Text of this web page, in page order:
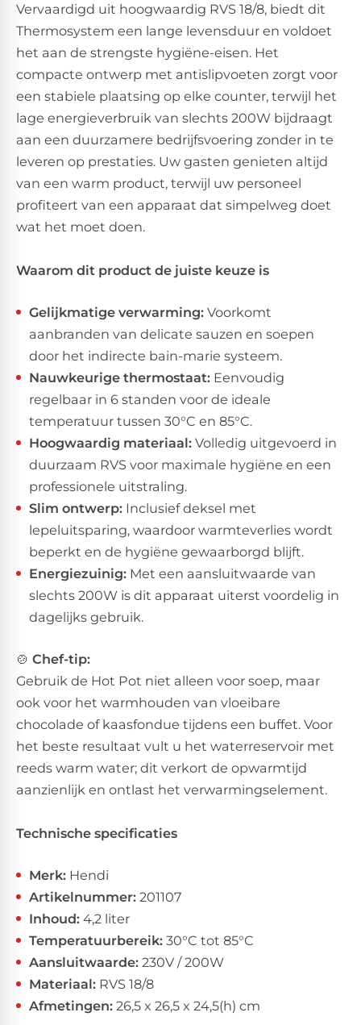
Vervaardigd uit hoogwaardig RVS 18/8, biedt dit
Thermosystem een lange levensduur en voldoet
het aan de strengste hygiëne-eisen. Het
compacte ontwerp met antislipvoeten zorgt voor
een stabiele plaatsing op elke counter, terwijl het
lage energieverbruik van slechts 200W bijdraagt
aan een duurzamere bedrijfsvoering zonder in te
leveren op prestaties. Uw gasten genieten altijd
van een warm product, terwijl uw personeel
profiteert van een apparaat dat simpelweg doet
wat het moet doen.
Waarom dit product de juiste keuze is
Gelijkmatige verwarming: Voorkomt
aanbranden van delicate sauzen en soepen
door het indirecte bain-marie systeem.
Nauwkeurige thermostaat: Eenvoudig
regelbaar in 6 standen voor de ideale
temperatuur tussen 30°C en 85°C.
Hoogwaardig materiaal: Volledig uitgevoerd in
duurzaam RVS voor maximale hygiëne en een
professionele uitstraling.
Slim ontwerp: Inclusief deksel met
lepeluitsparing, waardoor warmteverlies wordt
beperkt en de hygiëne gewaarborgd blijft.
Energiezuinig: Met een aansluitwaarde van
slechts 200W is dit apparaat uiterst voordelig in
dagelijks gebruik.
🍲 Chef-tip:
​Gebruik de Hot Pot niet alleen voor soep, maar
ook voor het warmhouden van vloeibare
chocolade of kaasfondue tijdens een buffet. Voor
het beste resultaat vult u het waterreservoir met
reeds warm water; dit verkort de opwarmtijd
aanzienlijk en ontlast het verwarmingselement.
Technische specificaties
Merk: Hendi
Artikelnummer: 201107
Inhoud: 4,2 liter
Temperatuurbereik: 30°C tot 85°C
Aansluitwaarde: 230V / 200W
Materiaal: RVS 18/8
Afmetingen: 26,5 x 26,5 x 24,5(h) cm